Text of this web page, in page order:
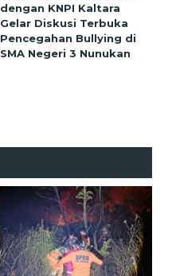
dengan KNPI Kaltara
Gelar Diskusi Terbuka
Pencegahan Bullying di
SMA Negeri 3 Nunukan